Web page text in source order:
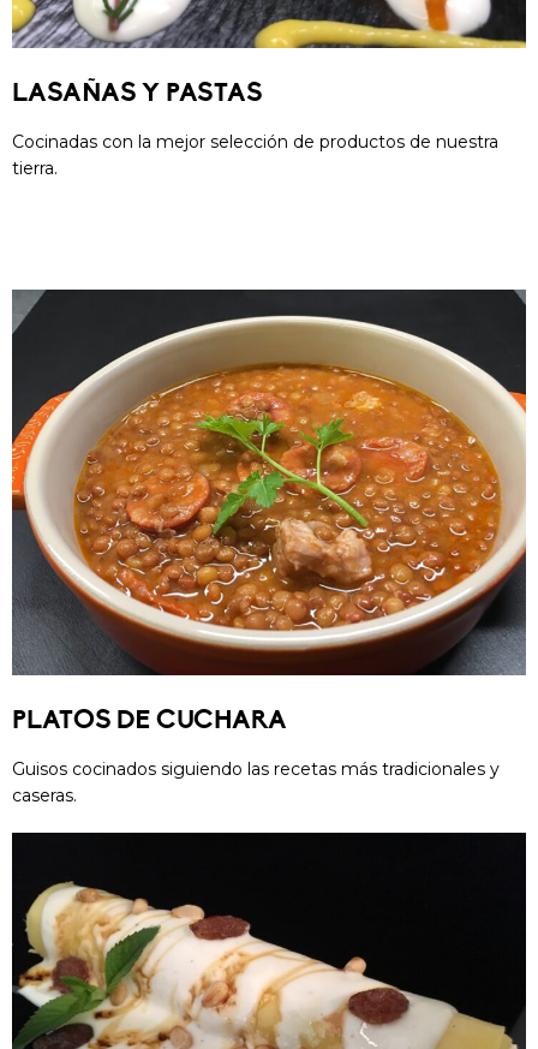
LASAÑAS Y PASTAS
Cocinadas con la mejor selección de productos de nuestra
tierra.
PLATOS DE CUCHARA
Guisos cocinados siguiendo las recetas más tradicionales y
caseras.